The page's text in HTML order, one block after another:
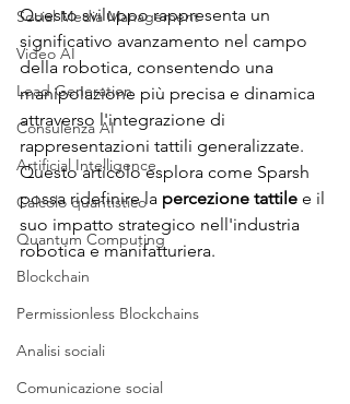
Social Media Management
Video AI
Lead Generation
Consulenza AI
Artificial Intelligence
Calcolo quantistico
Quantum Computing
Blockchain
Permissionless Blockchains
Analisi sociali
Comunicazione social
Questo sviluppo rappresenta un
significativo avanzamento nel campo
della robotica, consentendo una
manipolazione più precisa e dinamica
attraverso l'integrazione di
rappresentazioni tattili generalizzate.
Questo articolo esplora come Sparsh
possa ridefinire la percezione tattile e il
suo impatto strategico nell'industria
robotica e manifatturiera.